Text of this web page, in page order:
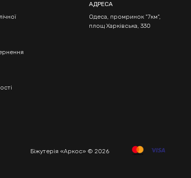
АДРЕСА
Одеса, промринок "7км",
площ Харківська, 330
Біжутерія «Аркос» © 2026